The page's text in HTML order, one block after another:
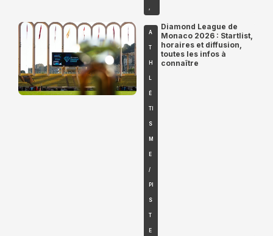
A
T
H
É
TI
S
M
E
/
PI
S
T
E
Diamond League de
Monaco 2026 : Startlist,
horaires et diffusion,
toutes les infos à
connaître